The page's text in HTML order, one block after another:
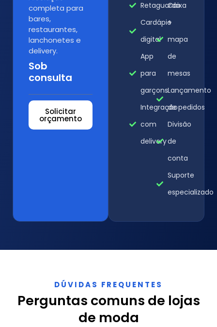
completa para
bares,
restaurantes,
lanchonetes e
delivery.
Sob
consulta
Solicitar
orçamento
Retaguarda
Cardápio
digital
App
para
garçons
Integração
com
delivery
Caixa
+
mapa
de
mesas
Lançamento
de pedidos
Divisão
de
conta
Suporte
especializado
DÚVIDAS FREQUENTES
Perguntas comuns de lojas
de moda